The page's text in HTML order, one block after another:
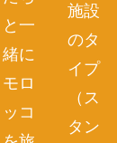
と一
緒に
モロ
ッコ
施設
のタ
イプ
（ス
タン